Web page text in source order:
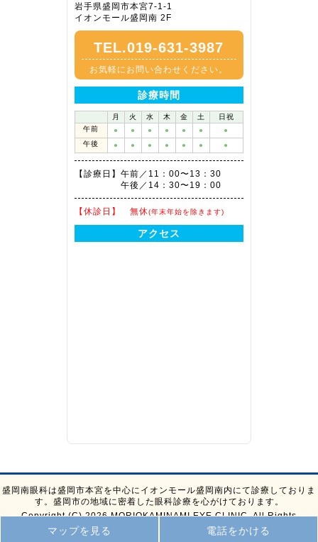
マップを見る 電話をかける
岩手県盛岡市本宮7-1-1
イオンモール盛岡南 2F
TEL.019-631-3987
お気軽にお問い合わせください。
診療時間
月 火 水 木 金 土
日祝
午前
● ● ● ● ● ●
●
午後
● ● ● ● ● ● ●
【診療日】 午前／11：00〜13：30
午後／14：30〜19：00
【休診日】 無休(年末年始を除きます)
アクセス
盛岡南眼科は盛岡市本宮を中心にイオンモール盛岡南内にて診療しておりま
す。盛岡市の地域に密着した眼科診療を心がけております。
Copyright (C) 2026 MORIOKAMINAMI EYE CLINIC, All Rights